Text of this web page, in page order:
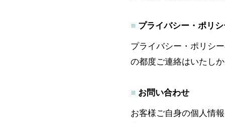
プライバシー・ポリ
プライバシー・ポリシ
の都度ご連絡はいたし
お問い合わせ
お客様ご自身の個人情